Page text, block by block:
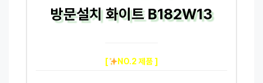
방문설치 화이트 B182W13
[ NO.2 제품 ]